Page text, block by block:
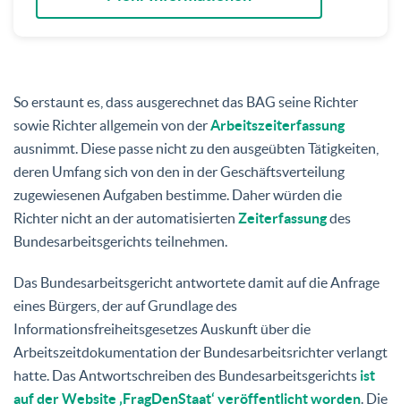
So erstaunt es, dass ausgerechnet das BAG seine Richter
sowie Richter allgemein von derArbeitszeiterfassung
ausnimmt. Diese passe nicht zu den ausgeübten Tätigkeiten,
deren Umfang sich von den in der Geschäftsverteilung
zugewiesenen Aufgaben bestimme. Daher würden die
Richter nicht an der automatisierten Zeiterfassungdes
Bundesarbeitsgerichts teilnehmen.
Das Bundesarbeitsgericht antwortete damit auf die Anfrage
eines Bürgers, der auf Grundlage des
Informationsfreiheitsgesetzes Auskunft über die
Arbeitszeitdokumentation der Bundesarbeitsrichter verlangt
hatte. Das Antwortschreiben des Bundesarbeitsgerichts ist
auf der Website ‚FragDenStaat‘ veröffentlicht worden. Die